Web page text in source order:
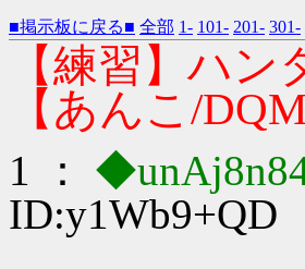
■掲示板に戻る■ 全部 1- 101- 201- 301-
【練習】ハ
【あんこ/DQM
1 ：
ID:y1Wb9+QD